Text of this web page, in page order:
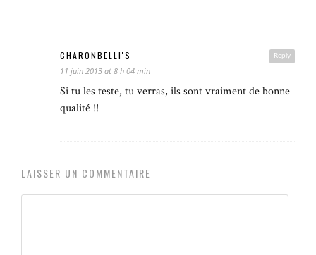
Reply
CHARONBELLI'S
11 juin 2013 at 8 h 04 min
Si tu les teste, tu verras, ils sont vraiment de bonne
qualité !!
LAISSER UN COMMENTAIRE